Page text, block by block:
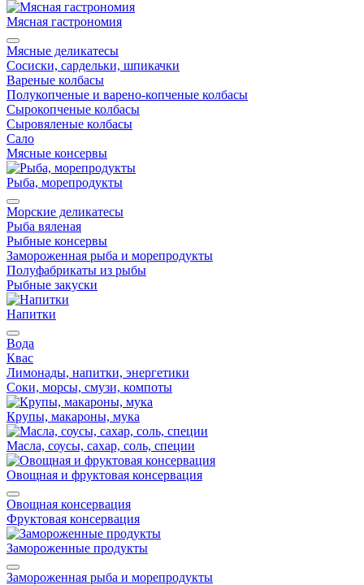
Мясная гастрономия
Мясные деликатесы
Сосиски, сардельки, шпикачки
Вареные колбасы
Полукопченые и варено-копченые колбасы
Сырокопченые колбасы
Сыровяленые колбасы
Сало
Мясные консервы
Рыба, морепродукты
Морские деликатесы
Рыба вяленая
Рыбные консервы
Замороженная рыба и морепродукты
Полуфабрикаты из рыбы
Рыбные закуски
Напитки
Вода
Квас
Лимонады, напитки, энергетики
Соки, морсы, смузи, компоты
Крупы, макароны, мука
Масла, соусы, сахар, соль, специи
Овощная и фруктовая консервация
Овощная консервация
Фруктовая консервация
Замороженные продукты
Замороженная рыба и морепродукты